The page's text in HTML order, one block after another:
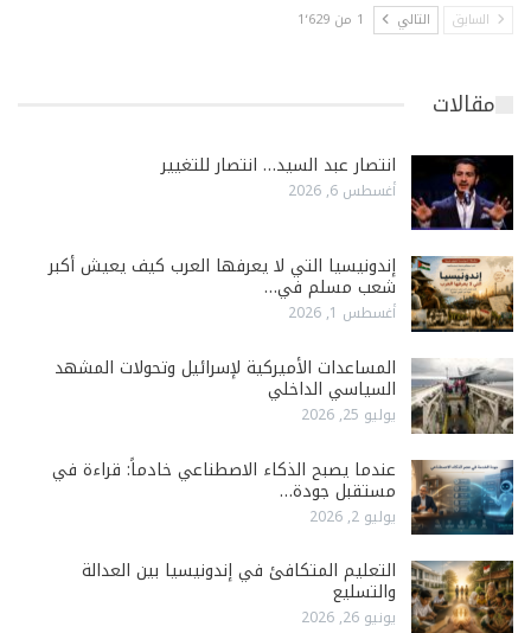
السابق التالي 1 من 1٬629
مقالات
انتصار عبد السيد… انتصار للتغيير
أغسطس 6, 2026
إندونيسيا التي لا يعرفها العرب كيف يعيش أكبر
شعب مسلم في…
أغسطس 1, 2026
المساعدات الأميركية لإسرائيل وتحولات المشهد
السياسي الداخلي
يوليو 25, 2026
عندما يصبح الذكاء الاصطناعي خادماً: قراءة في
مستقبل جودة…
يوليو 2, 2026
التعليم المتكافئ في إندونيسيا بين العدالة
والتسليع
يونيو 26, 2026